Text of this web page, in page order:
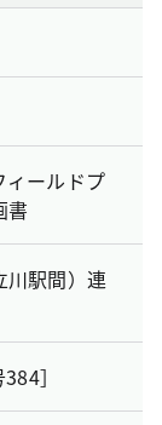
ィールドプ
書
川駅間）連
］